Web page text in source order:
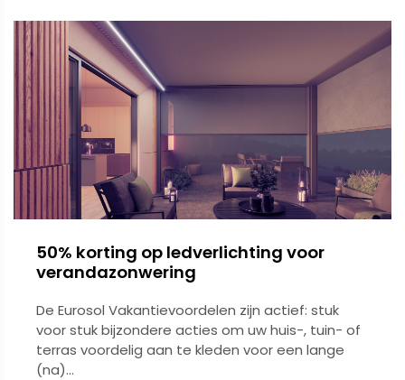
50% korting op ledverlichting voor
verandazonwering
De Eurosol Vakantievoordelen zijn actief: stuk
voor stuk bijzondere acties om uw huis-, tuin- of
terras voordelig aan te kleden voor een lange
(na)...